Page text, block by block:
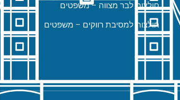
חולצות לבר מצווה – משפטים
חולצות למסיבת רווקים – משפטים